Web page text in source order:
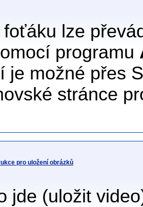
foťáku lze
programu
je možné přes
stránce
pro uložení obrázků
jde (uložit